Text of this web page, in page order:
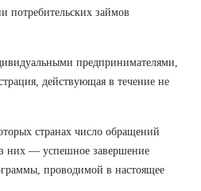
потребительских займов
предпринимателями,
действующая в течение не
странах число обращений
них — успешное завершение
проводимой в настоящее